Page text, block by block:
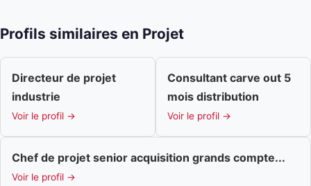
Profils similaires en Projet
Directeur de projet
industrie
Voir le profil →
Consultant carve out 5
mois distribution
Voir le profil →
Chef de projet senior acquisition grands compte...
Voir le profil →